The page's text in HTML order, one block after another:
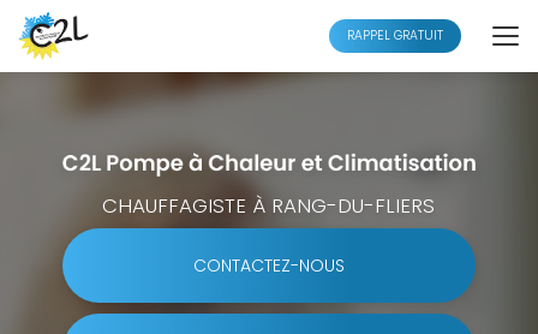
Aller
au
contenu
principal
RAPPEL GRATUIT
CHAUFFAGISTE À RANG-DU-FLIERS
CONTACTEZ-NOUS